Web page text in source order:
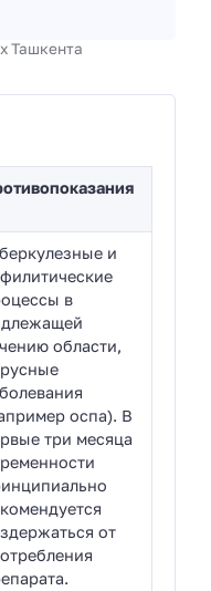
Ташкента
и
в
области,
оспа). В
три месяца
от